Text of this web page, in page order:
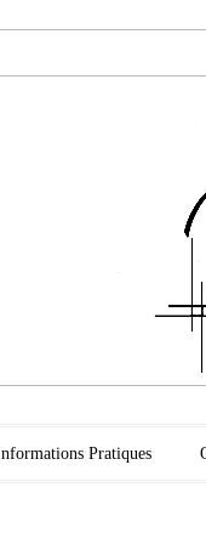
Pratiques